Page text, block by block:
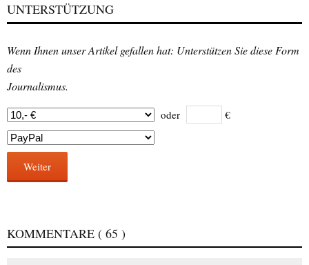
UNTERSTÜTZUNG
Wenn Ihnen unser Artikel gefallen hat: Unterstützen Sie diese Form
des
Journalismus.
oder €
Weiter
KOMMENTARE ( 65 )